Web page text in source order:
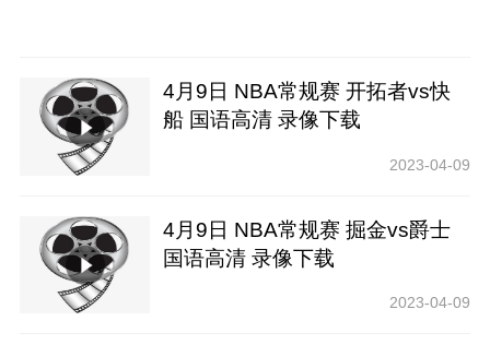
4月9日 NBA常规赛 开拓者vs快
船 国语高清 录像下载
2023-04-09
4月9日 NBA常规赛 掘金vs爵士
国语高清 录像下载
2023-04-09